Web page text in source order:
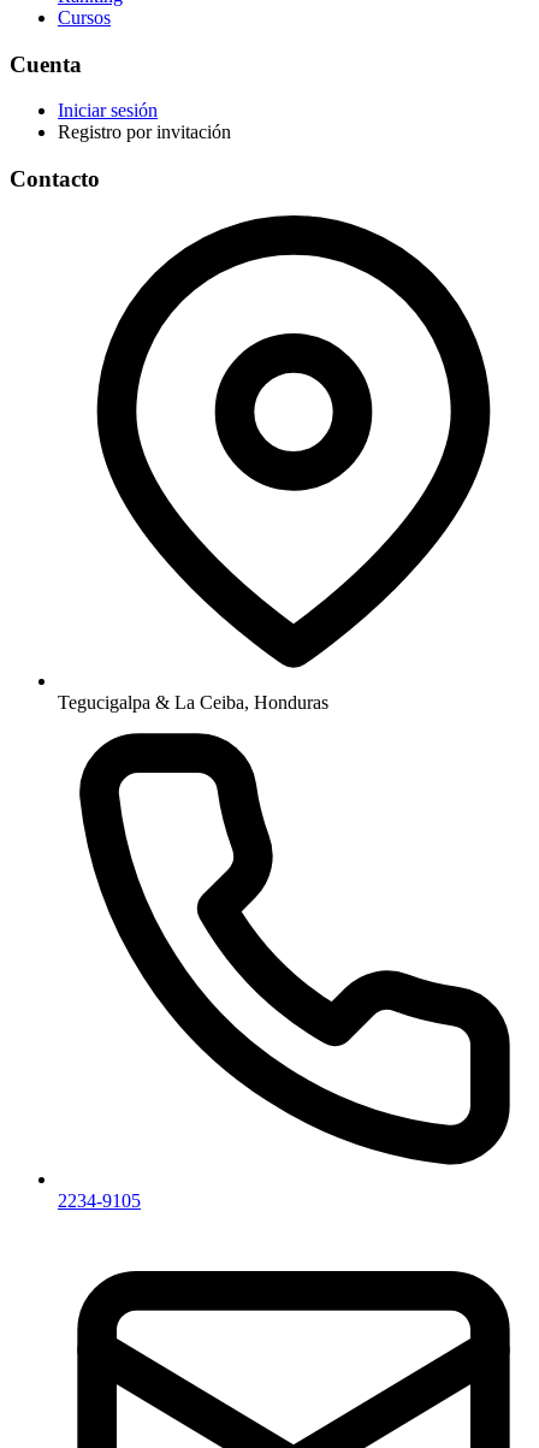
Cursos
Cuenta
Iniciar sesión
Registro por invitación
Contacto
Tegucigalpa & La Ceiba, Honduras
2234-9105